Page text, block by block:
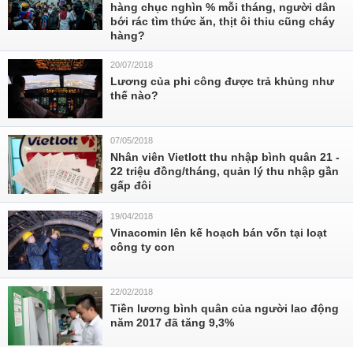
hàng chục nghìn % mỗi tháng, người dân
bới rác tìm thức ăn, thịt ôi thiu cũng cháy
hàng?
20/07/2018
Lương của phi công được trả khủng như
thế nào?
07/05/2018
Nhân viên Vietlott thu nhập bình quân 21 -
22 triệu đồng/tháng, quản lý thu nhập gần
gấp đôi
19/04/2018
Vinacomin lên kế hoạch bán vốn tại loạt
công ty con
22/02/2018
Tiền lương bình quân của người lao động
năm 2017 đã tăng 9,3%